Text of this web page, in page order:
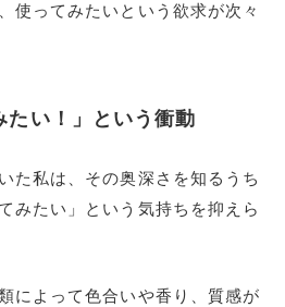
使ってみたいという欲求が次々
たい！」という衝動
た私は、その奥深さを知るうち
みたい」という気持ちを抑えら
によって色合いや香り、質感が